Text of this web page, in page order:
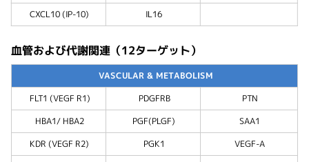
CXCL10 (IP-10) IL16
血管および代謝関連（12ターゲット）
VASCULAR & METABOLISM
FLT1 (VEGF R1) PDGFRB PTN
HBA1/ HBA2 PGF(PLGF) SAA1
KDR (VEGF R2) PGK1 VEGF-A